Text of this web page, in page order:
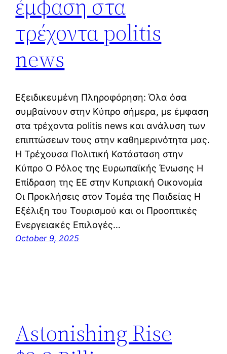
τρέχοντα politis
news
Εξειδικευμένη Πληροφόρηση: Όλα όσα
συμβαίνουν στην Κύπρο σήμερα, με έμφαση
στα τρέχοντα politis news και ανάλυση των
επιπτώσεων τους στην καθημερινότητα μας.
Η Τρέχουσα Πολιτική Κατάσταση στην
Κύπρο Ο Ρόλος της Ευρωπαϊκής Ένωσης Η
Επίδραση της ΕΕ στην Κυπριακή Οικονομία
Οι Προκλήσεις στον Τομέα της Παιδείας Η
Εξέλιξη του Τουρισμού και οι Προοπτικές
Ενεργειακές Επιλογές…
October 9, 2025
Astonishing Rise